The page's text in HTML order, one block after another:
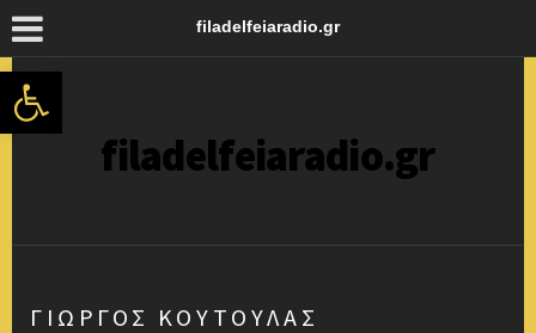
Ανοίξτε τη γραμμή εργαλείων
filadelfeiaradio.gr
filadelfeiaradio.gr
ΓΙΏΡΓΟΣ ΚΟΎΤΟΥΛΑΣ